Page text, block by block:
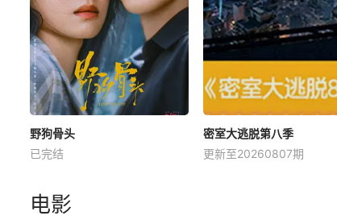
野狗骨头
已完结
密室大逃脱第八季
更新至20260807期
电影